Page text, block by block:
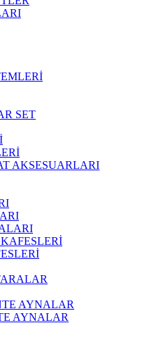
SET
AKSESUARLARI
AYNALAR
AYNALAR